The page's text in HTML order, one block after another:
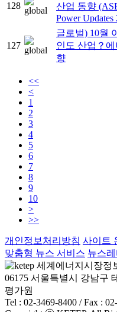
128
산업 동향
Power Updates
127
글로벌) 10월
인도 산업？
향
<<
<
1
2
3
4
5
6
7
8
9
10
>
>>
개인정보처리방침 사이트
맞춤형 뉴스 서비스 뉴스레
06175 서울특별시 강남구
평가원
Tel : 02-3469-8400 / Fax :